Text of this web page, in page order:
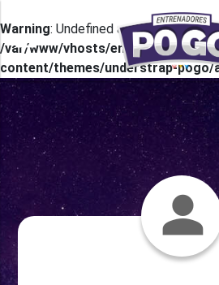
menu
Warning: Undefined array key 0 in
/var/www/vhosts/
content/themes/understrap-pogo/